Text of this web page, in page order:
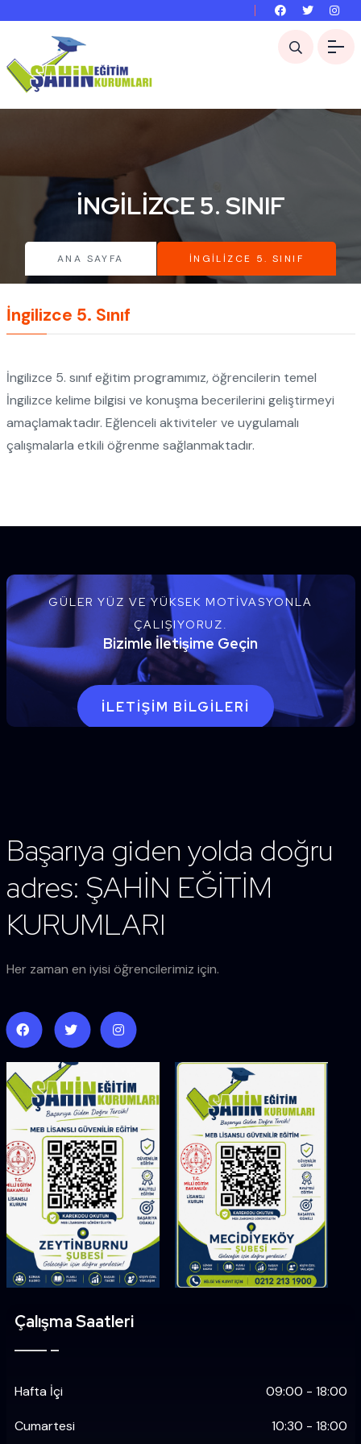
İNGILIZCE 5. SINIF
ANA SAYFA İNGILIZCE 5. SINIF
İngilizce 5. Sınıf
İngilizce 5. sınıf eğitim programımız, öğrencilerin temel
İngilizce kelime bilgisi ve konuşma becerilerini geliştirmeyi
amaçlamaktadır. Eğlenceli aktiviteler ve uygulamalı
çalışmalarla etkili öğrenme sağlanmaktadır.
GÜLER YÜZ VE YÜKSEK MOTIVASYONLA
ÇALIŞIYORUZ.
Bizimle İletişime Geçin
İLETIŞIM BILGILERI
Başarıya giden yolda doğru
adres: ŞAHİN EĞİTİM
KURUMLARI
Her zaman en iyisi öğrencilerimiz için.
Çalışma Saatleri
Hafta İçi 09:00 - 18:00
Cumartesi 10:30 - 18:00